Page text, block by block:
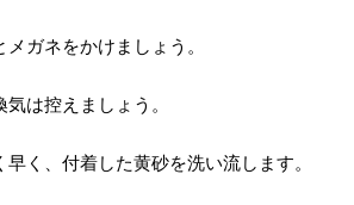
ガネをかけましょう。
は控えましょう。
く、付着した黄砂を洗い流します。